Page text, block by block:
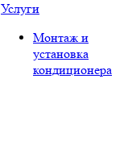
Услуги
Монтаж и
установка
кондиционера